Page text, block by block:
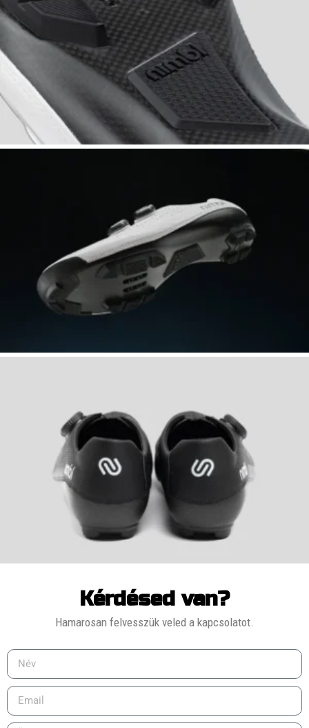
Kérdésed van?
Hamarosan felvesszük veled a kapcsolatot.